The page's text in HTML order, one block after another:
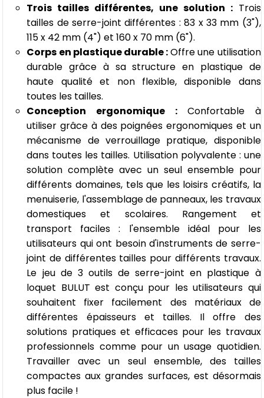
Trois tailles différentes, une solution :Trois
tailles de serre-joint différentes : 83 x 33 mm (3"),
115 x 42 mm (4") et 160 x 70 mm (6").
Corps en plastique durable :Offre une utilisation
durable grâce à sa structure en plastique de
haute qualité et non flexible, disponible dans
toutes les tailles.
Conception ergonomique :Confortable à
utiliser grâce à des poignées ergonomiques et un
mécanisme de verrouillage pratique, disponible
dans toutes les tailles. Utilisation polyvalente : une
solution complète avec un seul ensemble pour
différents domaines, tels que les loisirs créatifs, la
menuiserie, l'assemblage de panneaux, les travaux
domestiques et scolaires. Rangement et
transport faciles : l'ensemble idéal pour les
utilisateurs qui ont besoin d'instruments de serre-
joint de différentes tailles pour différents travaux.
Le jeu de 3 outils de serre-joint en plastique à
loquet BULUT est conçu pour les utilisateurs qui
souhaitent fixer facilement des matériaux de
différentes épaisseurs et tailles. Il offre des
solutions pratiques et efficaces pour les travaux
professionnels comme pour un usage quotidien.
Travailler avec un seul ensemble, des tailles
compactes aux grandes surfaces, est désormais
plus facile !